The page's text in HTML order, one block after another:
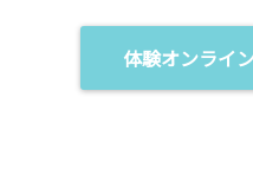
体験オンライ